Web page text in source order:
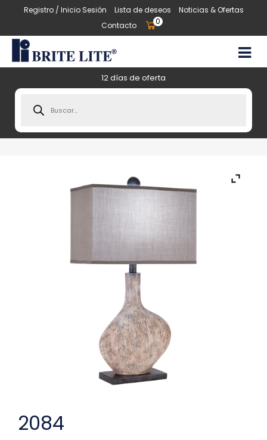
Registro / Inicio Sesión Lista de deseos
Noticias & Ofertas
Contacto
0
12 días de oferta
search
2084